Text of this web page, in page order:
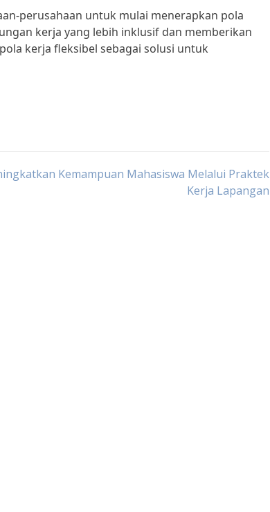
perusahaan untuk mulai menerapkan pola
kerja yang lebih inklusif dan memberikan
kerja fleksibel sebagai solusi untuk
Kemampuan Mahasiswa Melalui Praktek
Kerja Lapangan